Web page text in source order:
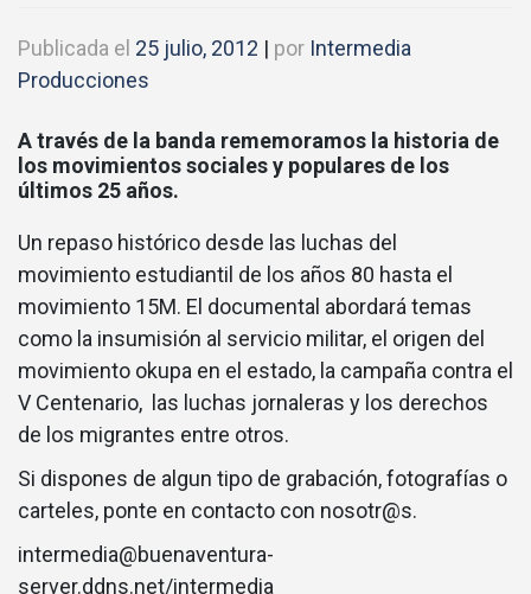
Publicada el 25 julio, 2012 | por Intermedia
Producciones
A través de la banda rememoramos la historia de
los movimientos sociales y populares de los
últimos 25 años.
Un repaso histórico desde las luchas del
movimiento estudiantil de los años 80 hasta el
movimiento 15M. El documental abordará temas
como la insumisión al servicio militar, el origen del
movimiento okupa en el estado, la campaña contra el
V Centenario, las luchas jornaleras y los derechos
de los migrantes entre otros.
Si dispones de algun tipo de grabación, fotografías o
carteles, ponte en contacto con nosotr@s.
intermedia@buenaventura-
server.ddns.net/intermedia